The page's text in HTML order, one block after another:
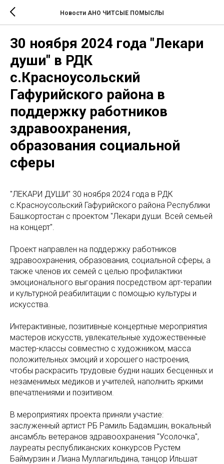
Новости АНО ЧИТСЫЕ ПОМЫСЛЫ
30 ноября 2024 года "Лекари
души" в РДК
с.Красноусольский
Гафурийского района в
поддержку работников
здравоохранения,
образования социальной
сферы
"ЛЕКАРИ ДУШИ" 30 ноября 2024 года в РДК
с.Красноусольский Гафурийского района Республики
Башкортостан с проектом "Лекари души. Всей семьей
на концерт".
Проект направлен на поддержку работников
здравоохранения, образования, социальной сферы, а
также членов их семей с целью профилактики
эмоционального выгорания посредством арт-терапии
и культурной реабилитации с помощью культуры и
искусства.
Интерактивные, позитивные концертные мероприятия
мастеров искусств, увлекательные художественные
мастер-классы совместно с художником, масса
положительных эмоций и хорошего настроения,
чтобы раскрасить трудовые будни наших бесценных и
незаменимых медиков и учителей, наполнить яркими
впечатлениями и позитивом.
В мероприятиях проекта приняли участие:
заслуженный артист РБ Рамиль Бадамшин, вокальный
ансамбль ветеранов здравоохранения "Усолочка",
лауреаты республиканских конкурсов Рустем
Баймурзин и Лиана Муллагильдина, танцор Ильшат